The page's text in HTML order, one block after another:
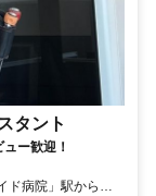
タント
ー歓迎！
病院」駅から徒